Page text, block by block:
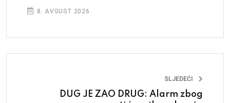
8. AVGUST 2026.
SLJEDEĆI
DUG JE ZAO DRUG: Alarm zbog